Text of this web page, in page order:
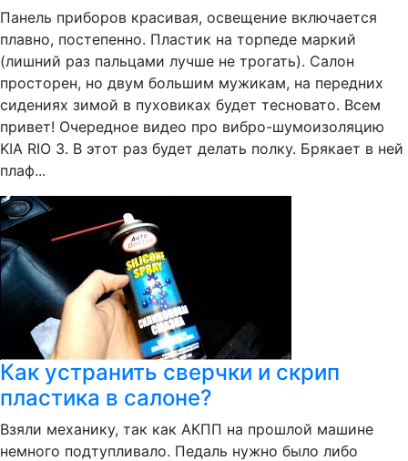
Панель приборов красивая, освещение включается
плавно, постепенно. Пластик на торпеде маркий
(лишний раз пальцами лучше не трогать). Салон
просторен, но двум большим мужикам, на передних
сидениях зимой в пуховиках будет тесновато. Всем
привет! Очередное видео про вибро-шумоизоляцию
KIA RIO 3. В этот раз будет делать полку. Брякает в ней
плаф...
Как устранить сверчки и скрип
пластика в салоне?
Взяли механику, так как АКПП на прошлой машине
немного подтупливало. Педаль нужно было либо